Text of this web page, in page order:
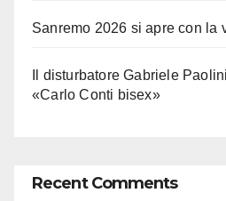
Sanremo 2026 si apre con la
Il disturbatore Gabriele
«Carlo Conti bisex»
Recent Comments